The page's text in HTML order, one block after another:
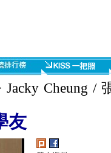
Jacky Cheung /
友